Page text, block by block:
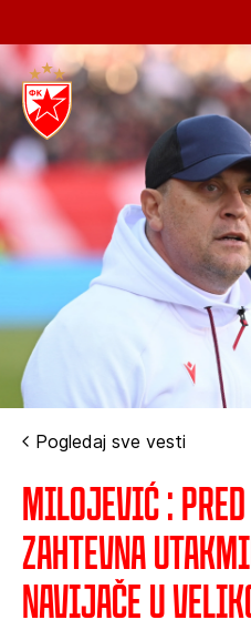
Pogledaj sve vesti
Milojević :
zahtevna
navijače u